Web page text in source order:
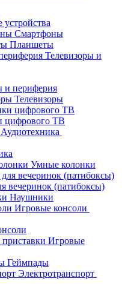
Смартфоны
Планшеты
Телевизоры и
и периферия
Телевизоры
цифрового ТВ
Аудиотехника
Умные колонки
вечеринок (патибоксы)
Наушники
Игровые консоли
Игровые
Геймпады
Электротранспорт